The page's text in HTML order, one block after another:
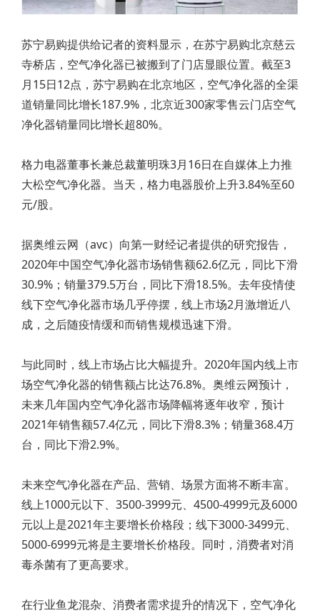
苏宁易购提供给记者的资料显示，在苏宁易购北京慈云
寺桥店，空气净化器已被搬到了门店显眼位置。截至3
月15日12点，苏宁易购在北京地区，空气净化器的全渠
道销量同比增长187.9%，北京近300家零售云门店空气
净化器销量同比增长超80%。
格力电器董事长兼总裁董明珠3月16日在自媒体上力推
大松空气净化器。当天，格力电器股价上升3.84%至60
元/股。
据奥维云网（avc）向第一财经记者提供的研究报告，
2020年中国空气净化器市场销售额62.6亿元，同比下滑
30.9%；销量379.5万台，同比下滑18.5%。去年疫情使
线下空气净化器市场几乎停摆，线上市场2月激增近八
成，之后随疫情缓和而销售规模迅速下滑。
与此同时，线上市场占比大幅提升。2020年国内线上市
场空气净化器的销售额占比达76.8%。奥维云网预计，
未来几年国内空气净化器市场降幅将逐年收窄，预计
2021年销售额57.4亿元，同比下滑8.3%；销量368.4万
台，同比下滑2.9%。
未来空气净化器在产品、营销、场景方面将不断丰富。
线上1000元以下、3500-3999元、4500-4999元及6000
元以上是2021年主要增长价格段；线下3000-3499元、
5000-6999元将是主要增长价格段。同时，消费者对消
毒杀菌有了更高要求。
在行业鱼龙混杂、消费者需求提升的情况下，空气净化